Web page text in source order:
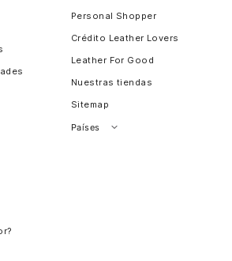
Personal Shopper
Crédito Leather Lovers
Leather For Good
Nuestras tiendas
Sitemap
Países